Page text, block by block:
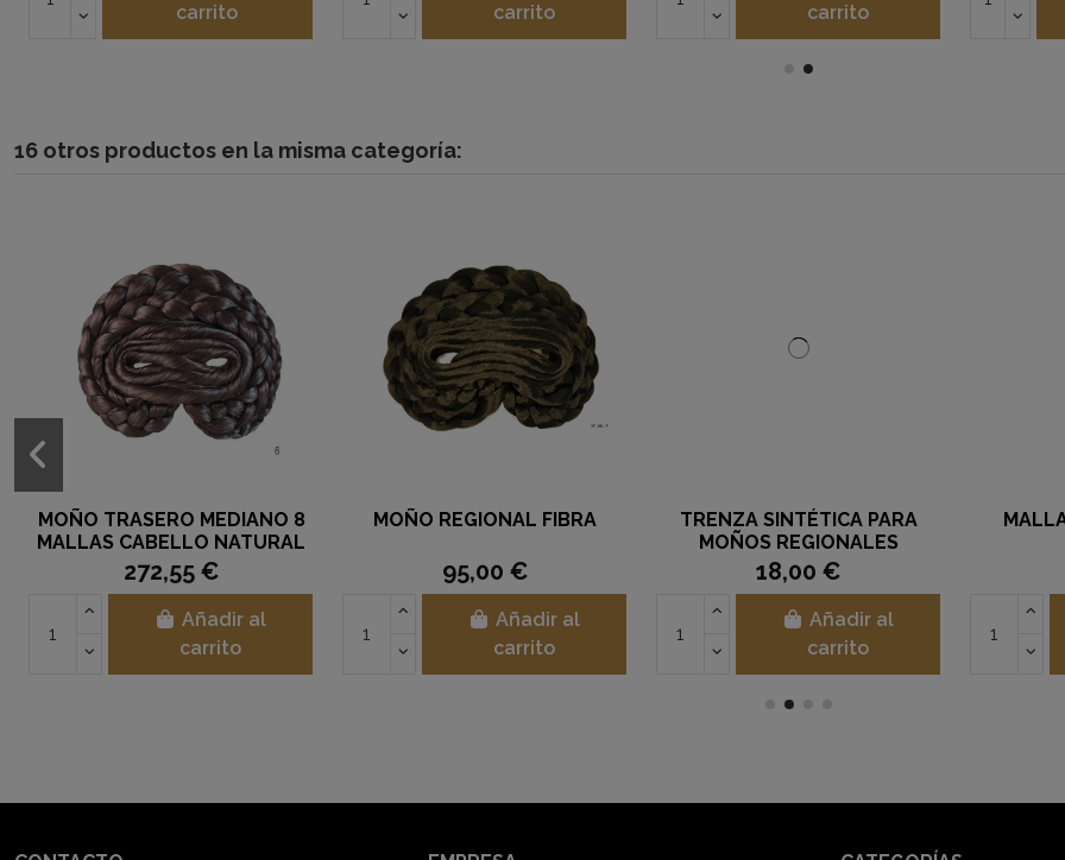
carrito
carrito
carrito
16 otros productos en la misma categoría:
MOÑO TRASERO MEDIANO 8
MALLAS CABELLO NATURAL
272,55 €
Añadir al
carrito
MOÑO REGIONAL FIBRA
95,00 €
Añadir al
carrito
TRENZA SINTÉTICA PARA
MOÑOS REGIONALES
18,00 €
Añadir al
carrito